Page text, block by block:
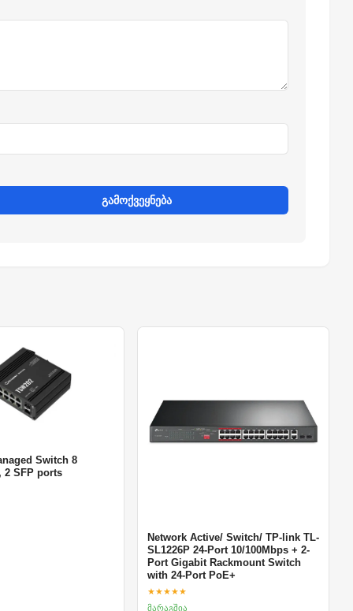
გამოქვეყნება
Switch 8
2 SFP ports
Network Active/ Switch/ TP-link TL-
SL1226P 24-Port 10/100Mbps + 2-
Port Gigabit Rackmount Switch
with 24-Port PoE+
★★★★★
მარაგშია